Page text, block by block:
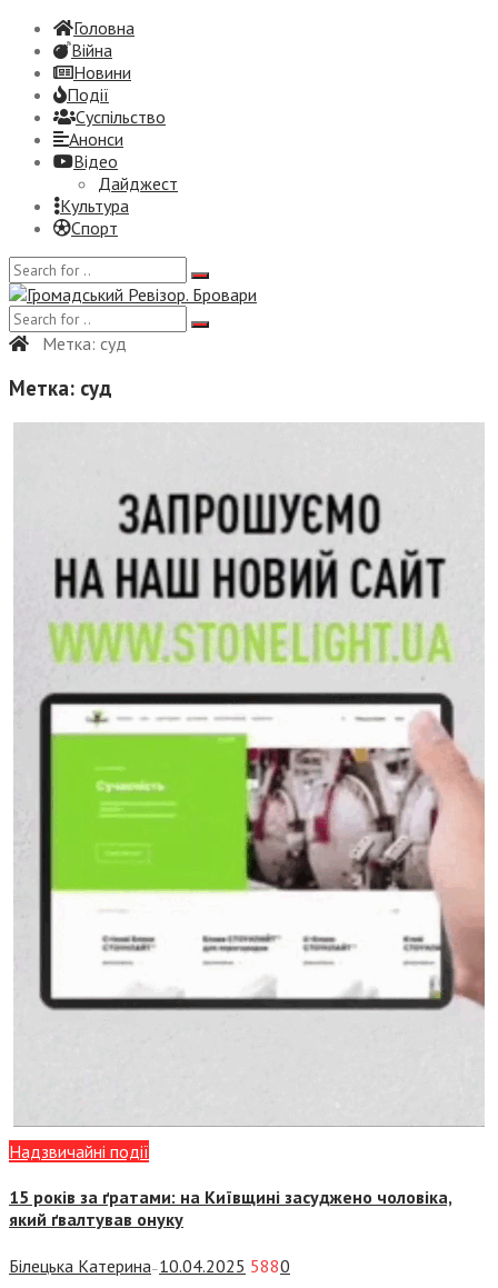
Головна
Війна
Новини
Події
Суспiльство
Анонси
Відео
Дайджест
Культура
Спорт
Метка: суд
Метка: суд
Надзвичайні події
15 років за ґратами: на Київщині засуджено чоловіка,
який ґвалтував онуку
Білецька Катерина — 10.04.2025 5880